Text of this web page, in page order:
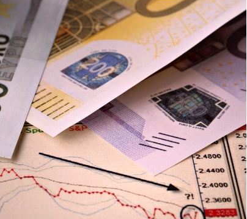
Investitori
lo scoppio
Quando la finanza pesa più
dell’economia reale. L’America sta
ripetendo gli errori del 2008?